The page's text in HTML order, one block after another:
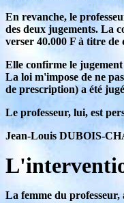
En revanche, le
des deux jugements. La
verser 40.000 F à titre de
Elle confirme le
La loi m'impose de ne
de prescription) a été
Le professeur, lui, est
Jean-Louis DUBOIS-
La femme du